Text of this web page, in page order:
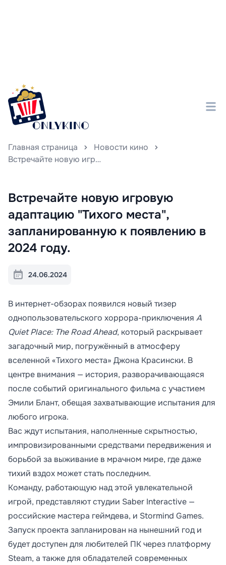
Главная страница
Новости кино
Встречайте новую игровую адаптацию "Тихого места", запланированную к появлению в 2024 году.
Встречайте новую игровую
адаптацию "Тихого места",
запланированную к появлению в
2024 году.
24.06.2024
В интернет-обзорах появился новый тизер
однопользовательского хоррора-приключения A
Quiet Place: The Road Ahead, который раскрывает
загадочный мир, погружённый в атмосферу
вселенной «Тихого места» Джона Красински. В
центре внимания — история, разворачивающаяся
после событий оригинального фильма с участием
Эмили Блант, обещая захватывающие испытания для
любого игрока.
Вас ждут испытания, наполненные скрытностью,
импровизированными средствами передвижения и
борьбой за выживание в мрачном мире, где даже
тихий вздох может стать последним.
Команду, работающую над этой увлекательной
игрой, представляют студии Saber Interactive —
российские мастера геймдева, и Stormind Games.
Запуск проекта запланирован на нынешний год и
будет доступен для любителей ПК через платформу
Steam, а также для обладателей современных